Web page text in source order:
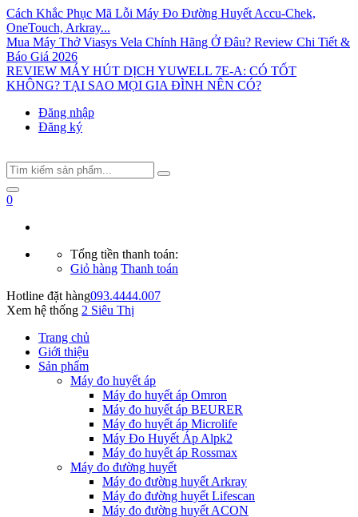
Cách Khắc Phục Mã Lỗi Máy Đo Đường Huyết Accu-Chek,
OneTouch, Arkray...
Mua Máy Thở Viasys Vela Chính Hãng Ở Đâu? Review Chi Tiết &
Báo Giá 2026
REVIEW MÁY HÚT DỊCH YUWELL 7E-A: CÓ TỐT
KHÔNG? TẠI SAO MỌI GIA ĐÌNH NÊN CÓ?
Đăng nhập
Đăng ký
0
Tổng tiền thanh toán:
Giỏ hàng Thanh toán
Hotline đặt hàng093.4444.007
Xem hệ thống 2 Siêu Thị
Trang chủ
Giới thiệu
Sản phẩm
Máy đo huyết áp
Máy đo huyết áp Omron
Máy đo huyết áp BEURER
Máy đo huyết áp Microlife
Máy Đo Huyết Áp Alpk2
Máy đo huyết áp Rossmax
Máy đo đường huyết
Máy đo đường huyết Arkray
Máy đo đường huyết Lifescan
Máy đo đường huyết ACON